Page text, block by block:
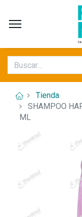
Tienda
SHAMPOO
ML